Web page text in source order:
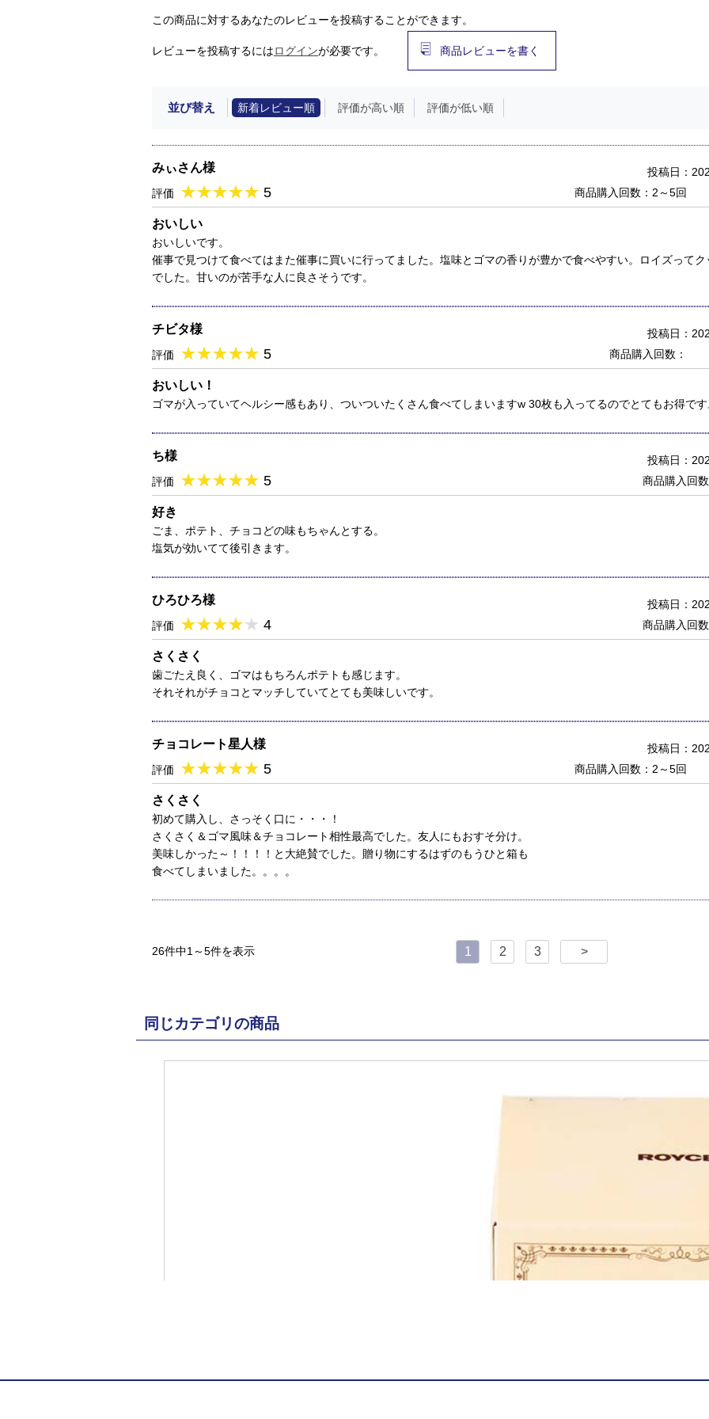
この商品に対するあなたのレビューを投稿することができます。
レビューを投稿するにはログインが必要です。 商品レビューを書く
並び替え 新着レビュー順 評価が高い順 評価が低い順
みぃさん様
評価 ★★★★★
★★★★★ 5
投稿日：
商品購入回数：2～5回
おいしい
おいしいです。
催事で見つけて食べてはまた催事に買いに行ってました。塩味とゴマの香りが豊かで食べやすい。ロイズって
でした。甘いのが苦手な人に良さそうです。
チビタ様
評価 ★★★★★
★★★★★ 5
投稿日：
商品購入回数：
おいしい！
ゴマが入っていてヘルシー感もあり、ついついたくさん食べてしまいますw 30枚も入ってるのでとてもお得で
ち様
評価 ★★★★★
★★★★★ 5
投稿日：
商品購入回
好き
ごま、ポテト、チョコどの味もちゃんとする。
塩気が効いてて後引きます。
ひろひろ様
評価 ★★★★★
★★★★★ 4
投稿日：
商品購入回
さくさく
歯ごたえ良く、ゴマはもちろんポテトも感じます。
それそれがチョコとマッチしていてとても美味しいです。
チョコレート星人様
評価 ★★★★★
★★★★★ 5
投稿日：
商品購入回数：2～5回
さくさく
初めて購入し、さっそく口に・・・！
さくさく＆ゴマ風味＆チョコレート相性最高でした。友人にもおすそ分け。
美味しかった～！！！！と大絶賛でした。贈り物にするはずのもうひと箱も
食べてしまいました。。。。
26件中1～5件を表示 1 2 3 >
同じカテゴリの商品